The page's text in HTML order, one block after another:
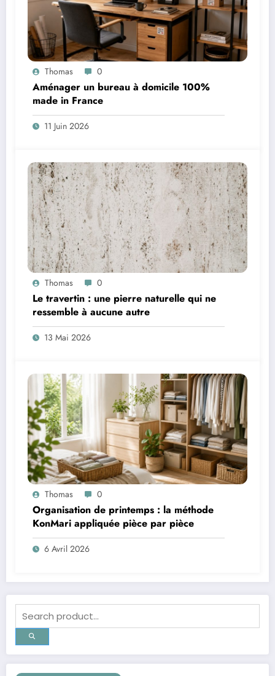
Thomas 0
Aménager un bureau à domicile 100%
made in France
11 Juin 2026
Thomas 0
Le travertin : une pierre naturelle qui ne
ressemble à aucune autre
13 Mai 2026
Thomas 0
Organisation de printemps : la méthode
KonMari appliquée pièce par pièce
6 Avril 2026